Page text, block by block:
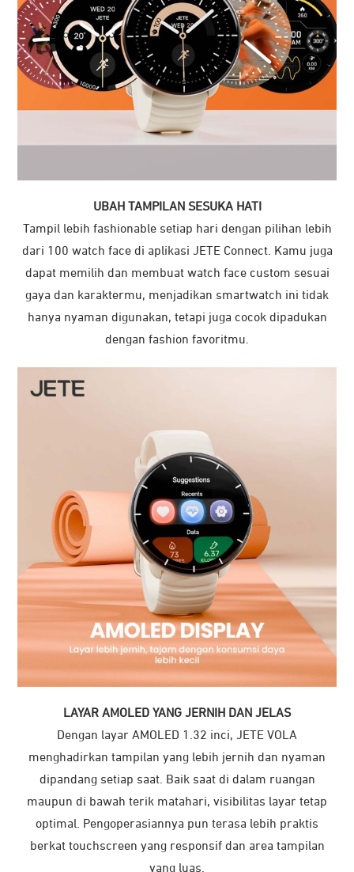
UBAH TAMPILAN SESUKA HATI
Tampil lebih fashionable setiap hari dengan pilihan lebih
dari 100 watch face di aplikasi JETE Connect. Kamu juga
dapat memilih dan membuat watch face custom sesuai
gaya dan karaktermu, menjadikan smartwatch ini tidak
hanya nyaman digunakan, tetapi juga cocok dipadukan
dengan fashion favoritmu.
LAYAR AMOLED YANG JERNIH DAN JELAS
Dengan layar AMOLED 1.32 inci, JETE VOLA
menghadirkan tampilan yang lebih jernih dan nyaman
dipandang setiap saat. Baik saat di dalam ruangan
maupun di bawah terik matahari, visibilitas layar tetap
optimal. Pengoperasiannya pun terasa lebih praktis
berkat touchscreen yang responsif dan area tampilan
yang luas.